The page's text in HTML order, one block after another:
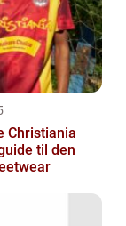
Christiania
til den